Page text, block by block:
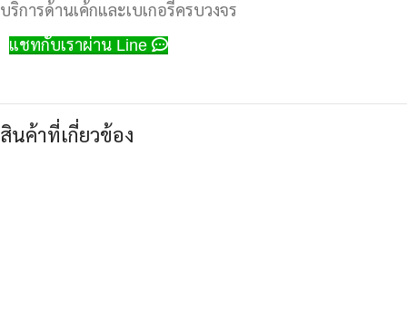
บริการด้านเค้กและเบเกอรี่ครบวงจร
แชทกับเราผ่าน Line
สินค้าที่เกี่ยวข้อง